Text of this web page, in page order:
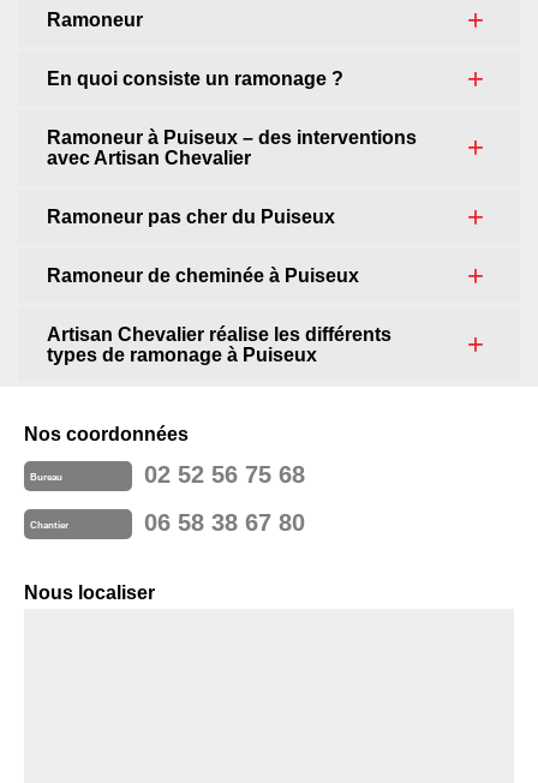
Ramoneur
En quoi consiste un ramonage ?
Ramoneur à Puiseux – des interventions
avec Artisan Chevalier
Ramoneur pas cher du Puiseux
Ramoneur de cheminée à Puiseux
Artisan Chevalier réalise les différents
types de ramonage à Puiseux
Nos coordonnées
Bureau 02 52 56 75 68
Chantier 06 58 38 67 80
Nous localiser